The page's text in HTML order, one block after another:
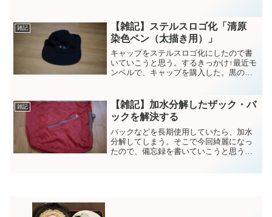
い。世の中、原材料費の高騰で致し方な
い。よし、今のうちに欲しい...
雑記
【雑記】ステルスロゴ化「清原
染色ペン（太描き用）」
キャップをステルスロゴ化にしたので書
いていこうと思う。するきっかけ↑最近モ
ンベルで、キャップを購入した。黒のキ
い。しかしながら街中だと、とても浮い
ている感じがしてきた（笑...
雑記
【雑記】加水分解したザック・バ
ックを解決する
バックなどを長期使用していたら、加水
分解してしまう。そこで今回綺麗になっ
たので、備忘録を書いていこうと思う。